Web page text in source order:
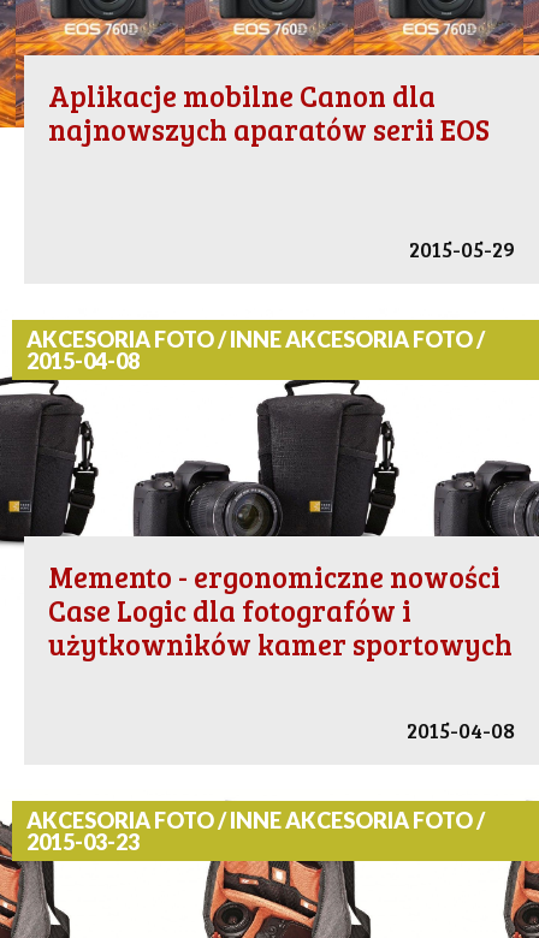
Aplikacje mobilne Canon dla
najnowszych aparatów serii EOS
2015-05-29
AKCESORIA FOTO / INNE AKCESORIA FOTO /
2015-04-08
Memento - ergonomiczne nowości
Case Logic dla fotografów i
użytkowników kamer sportowych
2015-04-08
AKCESORIA FOTO / INNE AKCESORIA FOTO /
2015-03-23